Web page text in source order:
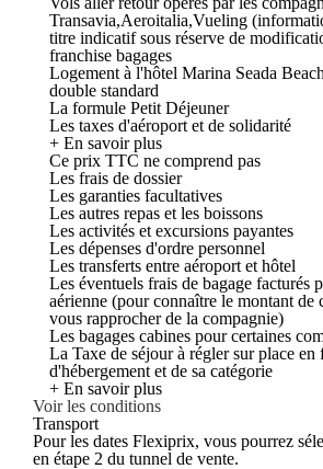
Transavia,Aeroitalia,Vueling
titre indicatif sous réserve de
franchise bagages
Logement à l'hôtel Marina Seada
double standard
La formule Petit Déjeuner
Les taxes d'aéroport et de solidarité
+ En savoir plus
Ce prix TTC ne comprend pas
Les frais de dossier
Les garanties facultatives
Les autres repas et les boissons
Les activités et excursions payantes
Les dépenses d'ordre personnel
Les transferts entre aéroport et hôtel
Les éventuels frais de bagage facturés
aérienne (pour connaître le montant de
vous rapprocher de la compagnie)
Les bagages cabines pour certaines
La Taxe de séjour à régler sur place
d'hébergement et de sa catégorie
+ En savoir plus
Voir les conditions
Transport
Pour les dates Flexiprix, vous pourrez
en étape 2 du tunnel de vente.